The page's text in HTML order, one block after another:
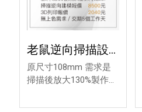
老鼠逆向掃描設
變範例 - 3D模型
列印
原尺寸108mm 需求是
掃描後放大130%製作尺
模報價 8500元 3D列印